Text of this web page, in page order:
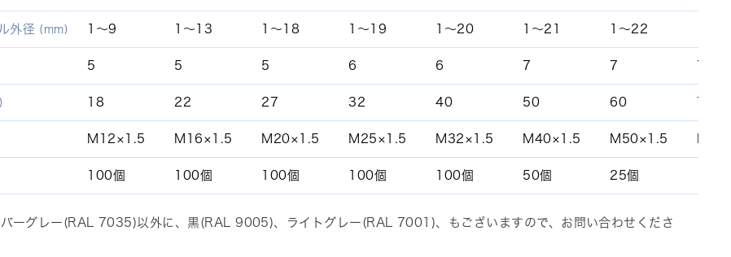
外径 (mm) 1～9 1～13 1～18 1～19 1～20 1～21 1～22
5 5 5 6 6 7 7 7
18 22 27 32 40 50 60 75
M12×1.5 M16×1.5 M20×1.5 M25×1.5 M32×1.5 M40×1.5 M50×1.5
100個 100個 100個 100個 100個 50個 25個
バーグレー(RAL 7035)以外に、黒(RAL 9005)、ライトグレー(RAL 7001)、もございますので、お問い合わせくださ